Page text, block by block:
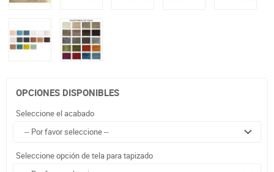
OPCIONES DISPONIBLES
Seleccione el acabado
Seleccione opción de tela para tapizado